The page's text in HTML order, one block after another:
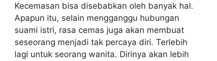
Kecemasan bisa disebabkan oleh banyak hal.
Apapun itu, selain mengganggu hubungan
suami istri, rasa cemas juga akan membuat
seseorang menjadi tak percaya diri. Terlebih
lagi untuk seorang wanita. Dirinya akan lebih